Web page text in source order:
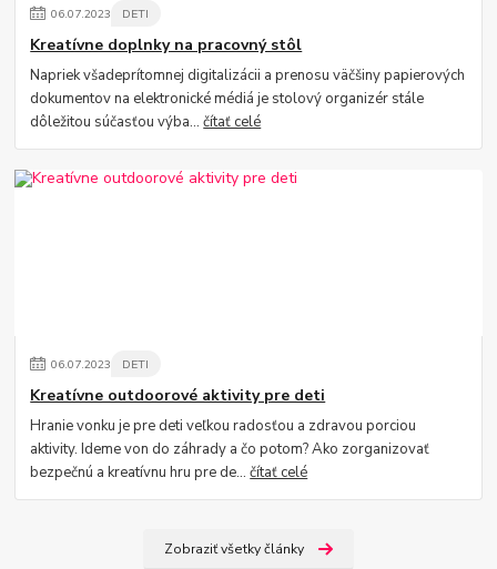
06.07.2023 DETI
Kreatívne doplnky na pracovný stôl
Napriek všadeprítomnej digitalizácii a prenosu väčšiny papierových
dokumentov na elektronické médiá je stolový organizér stále
dôležitou súčasťou výba...čítať celé
06.07.2023 DETI
Kreatívne outdoorové aktivity pre deti
Hranie vonku je pre deti veľkou radosťou a zdravou porciou
aktivity. Ideme von do záhrady a čo potom? Ako zorganizovať
bezpečnú a kreatívnu hru pre de...čítať celé
Zobraziť všetky články